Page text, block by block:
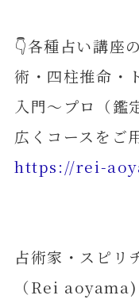
👇各種占い講座
術・四柱推命・
入門～プロ（鑑
広くコースをご
https://rei-
占術家・スピ
（Rei aoyama)